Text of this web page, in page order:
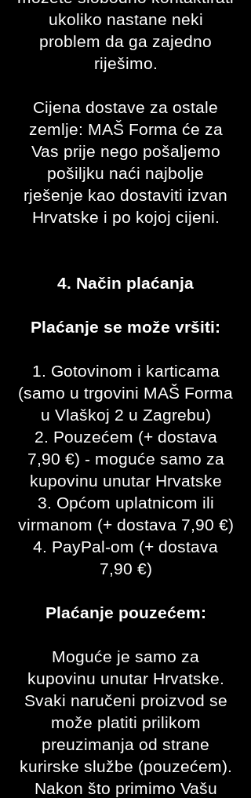
ukoliko nastane neki
problem da ga zajedno
riješimo.
Cijena dostave za ostale
zemlje: MAŠ Forma će za
Vas prije nego pošaljemo
pošiljku naći najbolje
rješenje kao dostaviti izvan
Hrvatske i po kojoj cijeni.
4. Način plaćanja
Plaćanje se može vršiti:
1. Gotovinom i karticama
(samo u trgovini MAŠ Forma
u Vlaškoj 2 u Zagrebu)
2. Pouzećem (+ dostava
7,90 €) - moguće samo za
kupovinu unutar Hrvatske
3. Općom uplatnicom ili
virmanom (+ dostava 7,90 €)
4. PayPal-om (+ dostava
7,90 €)
Plaćanje pouzećem:
Moguće je samo za
kupovinu unutar Hrvatske.
Svaki naručeni proizvod se
može platiti prilikom
preuzimanja od strane
kurirske službe (pouzećem).
Nakon što primimo Vašu